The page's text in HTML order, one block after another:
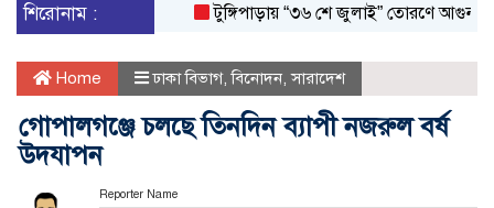
শিরোনাম :
টুঙ্গিপাড়ায় “৩৬ শে জুলাই” তোরণে আগুন; ৭৫
Home ঢাকা বিভাগ,বিনোদন,সারাদেশ
গোপালগঞ্জে চলছে তিনদিন ব্যাপী নজরুল বর্ষ
উদযাপন
Reporter Name